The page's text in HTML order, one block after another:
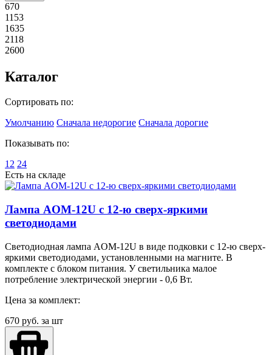
670
1153
1635
2118
2600
Каталог
Сортировать по:
Умолчанию Сначала недорогие Сначала дорогие
Показывать по:
12 24
Есть на складе
Лампа AOM-12U с 12-ю сверх-яркими
светодиодами
Светодиодная лампа AOM-12U в виде подковки с 12-ю сверх-
яркими светодиодами, установленными на магните. В
комплекте с блоком питания. У светильника малое
потребление электрической энергии - 0,6 Вт.
Цена за комплект:
670 руб. за шт